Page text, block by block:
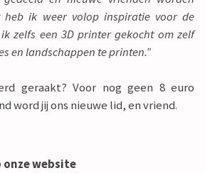
heb ik weer volop inspiratie voor de
zelfs een 3D printer gekocht om zelf
en landschappen te printen.”
geraakt? Voor nog geen 8 euro
word jij ons nieuwe lid, en vriend.
website